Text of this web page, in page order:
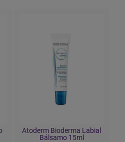
Atoderm Bioderma Labial
Bálsamo 15ml